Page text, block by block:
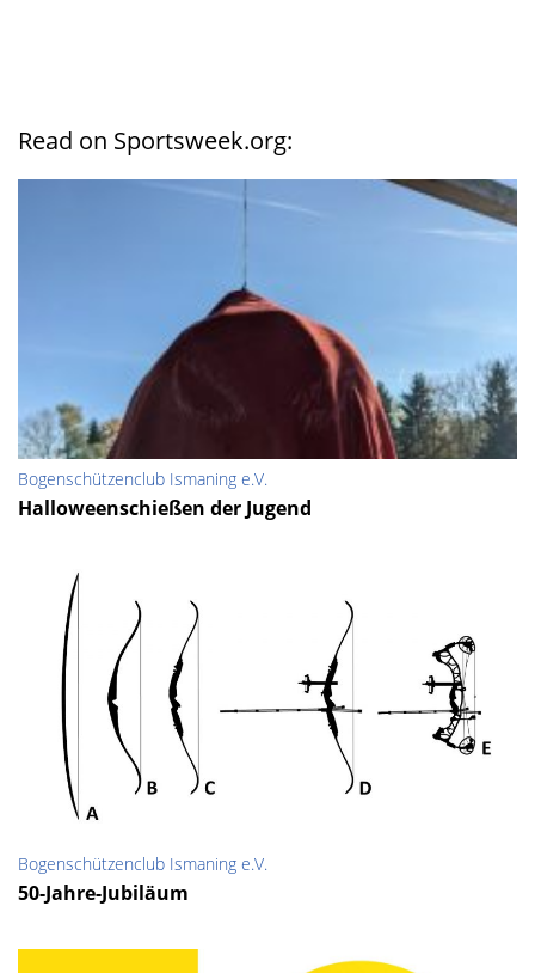
Read on Sportsweek.org:
Bogenschützenclub Ismaning e.V.
Halloweenschießen der Jugend
Bogenschützenclub Ismaning e.V.
50-Jahre-Jubiläum